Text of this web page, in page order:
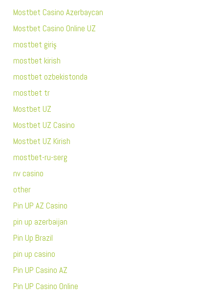
Mostbet Casino Azerbaycan
Mostbet Casino Online UZ
mostbet giriş
mostbet kirish
mostbet ozbekistonda
mostbet tr
Mostbet UZ
Mostbet UZ Casino
Mostbet UZ Kirish
mostbet-ru-serg
nv casino
other
Pin UP AZ Casino
pin up azerbaijan
Pin Up Brazil
pin up casino
Pin UP Casino AZ
Pin UP Casino Online